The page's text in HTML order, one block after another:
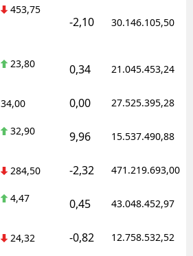
453,75
-2,10 30.146.105,50
23,80 0,34 21.045.453,24
34,00 0,00 27.525.395,28
32,90 9,96 15.537.490,88
284,50 -2,32 471.219.693,00
4,47 0,45 43.048.452,97
24,32 -0,82 12.758.532,52